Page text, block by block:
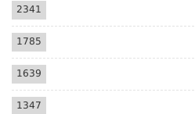
2341
1785
1639
1347